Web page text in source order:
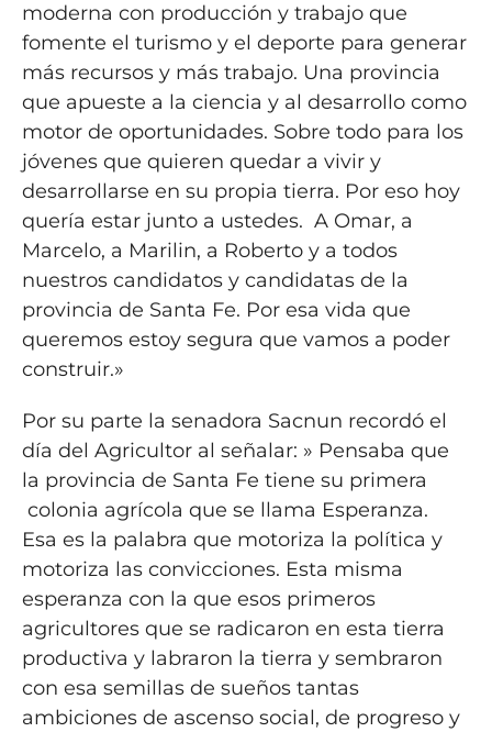
moderna con producción y trabajo que
fomente el turismo y el deporte para generar
más recursos y más trabajo. Una provincia
que apueste a la ciencia y al desarrollo como
motor de oportunidades. Sobre todo para los
jóvenes que quieren quedar a vivir y
desarrollarse en su propia tierra. Por eso hoy
quería estar junto a ustedes. A Omar, a
Marcelo, a Marilin, a Roberto y a todos
nuestros candidatos y candidatas de la
provincia de Santa Fe. Por esa vida que
queremos estoy segura que vamos a poder
construir.»
Por su parte la senadora Sacnun recordó el
día del Agricultor al señalar: » Pensaba que
la provincia de Santa Fe tiene su primera
colonia agrícola que se llama Esperanza.
Esa es la palabra que motoriza la política y
motoriza las convicciones. Esta misma
esperanza con la que esos primeros
agricultores que se radicaron en esta tierra
productiva y labraron la tierra y sembraron
con esa semillas de sueños tantas
ambiciones de ascenso social, de progreso y